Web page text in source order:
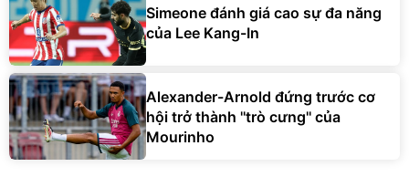
Simeone đánh giá cao sự đa năng
của Lee Kang-In
Alexander-Arnold đứng trước cơ
hội trở thành ''trò cưng'' của
Mourinho